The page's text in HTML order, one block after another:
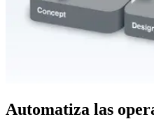
Automatiza las